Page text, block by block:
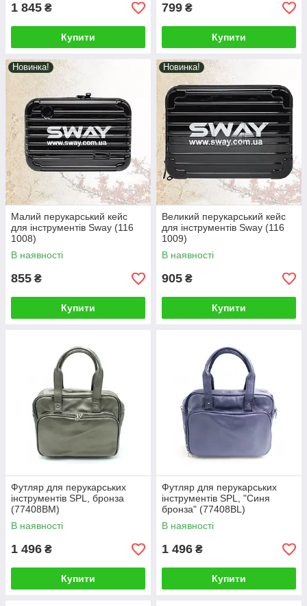
1 845 ₴
Купити
799 ₴
Купити
Новинка!
Малий перукарський кейс
для інструментів Sway (116
1008)
В наявності
855 ₴
Купити
Новинка!
Великий перукарський кейс
для інструментів Sway (116
1009)
В наявності
905 ₴
Купити
Футляр для перукарських
інструментів SPL, бронза
(77408BM)
В наявності
1 496 ₴
Купити
Футляр для перукарських
інструментів SPL, "Синя
бронза" (77408BL)
В наявності
1 496 ₴
Купити